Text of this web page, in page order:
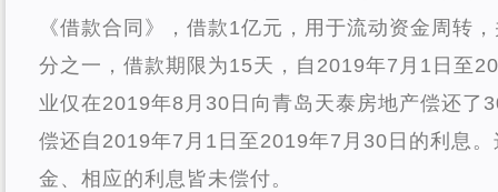
《借款合同》，借款1亿元，用于流动资金周转
分之一，借款期限为15天，自2019年7月1日至
业仅在2019年8月30日向青岛天泰房地产偿还了
偿还自2019年7月1日至2019年7月30日的利息
金、相应的利息皆未偿付。